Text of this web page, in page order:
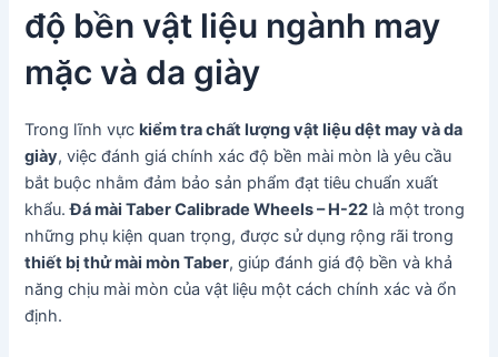
độ bền vật liệu ngành may
mặc và da giày
Trong lĩnh vựckiểm tra chất lượng vật liệu dệt may và da
giày, việc đánh giá chính xác độ bền mài mòn là yêu cầu
bắt buộc nhằm đảm bảo sản phẩm đạt tiêu chuẩn xuất
khẩu.Đá mài Taber Calibrade Wheels – H-22 là một trong
những phụ kiện quan trọng, được sử dụng rộng rãi trong
thiết bị thử mài mòn Taber, giúp đánh giá độ bền và khả
năng chịu mài mòn của vật liệu một cách chính xác và ổn
định.